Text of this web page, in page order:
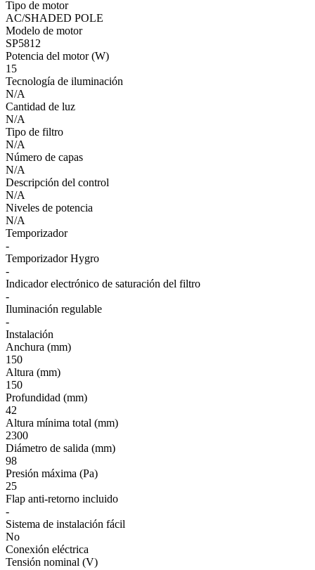
Tipo de motor
AC/SHADED POLE
Modelo de motor
SP5812
Potencia del motor (W)
15
Tecnología de iluminación
N/A
Cantidad de luz
N/A
Tipo de filtro
N/A
Número de capas
N/A
Descripción del control
N/A
Niveles de potencia
N/A
Temporizador
-
Temporizador Hygro
-
Indicador electrónico de saturación del filtro
-
Iluminación regulable
-
Instalación
Anchura (mm)
150
Altura (mm)
150
Profundidad (mm)
42
Altura mínima total (mm)
2300
Diámetro de salida (mm)
98
Presión máxima (Pa)
25
Flap anti-retorno incluido
-
Sistema de instalación fácil
No
Conexión eléctrica
Tensión nominal (V)